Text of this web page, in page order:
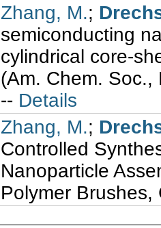
Zhang, M.;
semiconducting
cylindrical core-
(Am. Chem.
-- Details
Zhang, M.;
Controlled
Nanoparticle
Polymer